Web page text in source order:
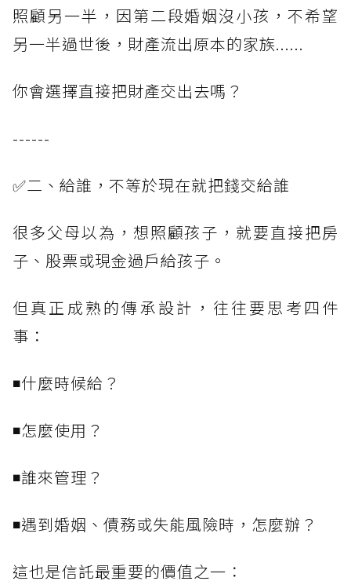
照顧另一半，因第二段婚姻沒小孩，不希望
另一半過世後，財產流出原本的家族......
你會選擇直接把財產交出去嗎？
------
✅二、給誰，不等於現在就把錢交給誰
很多父母以為，想照顧孩子，就要直接把房
子、股票或現金過戶給孩子。
但真正成熟的傳承設計，往往要思考四件
事：
◾什麼時候給？
◾怎麼使用？
◾誰來管理？
◾遇到婚姻、債務或失能風險時，怎麼辦？
這也是信託最重要的價值之一：